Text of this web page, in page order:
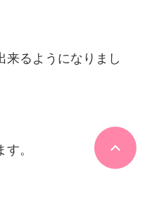
来るようになりまし
。